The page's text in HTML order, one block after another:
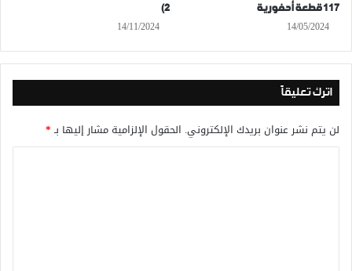
117 قطعة أحفورية
14/05/2024
2)
14/11/2024
اترك تعليقاً
لن يتم نشر عنوان بريدك الإلكتروني. الحقول الإلزامية مشار إليها بـ*